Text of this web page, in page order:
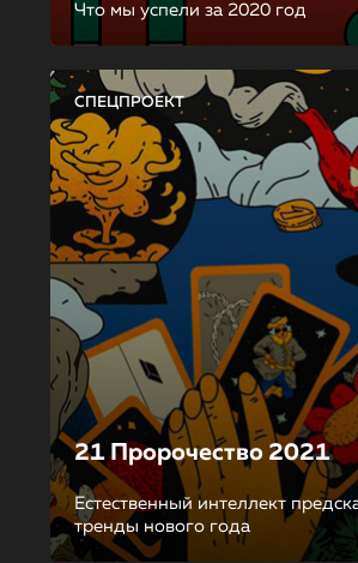
Что мы успели за 2020 год
СПЕЦПРОЕКТ
21 Пророчество 2021
Естественный интеллект
тренды нового года